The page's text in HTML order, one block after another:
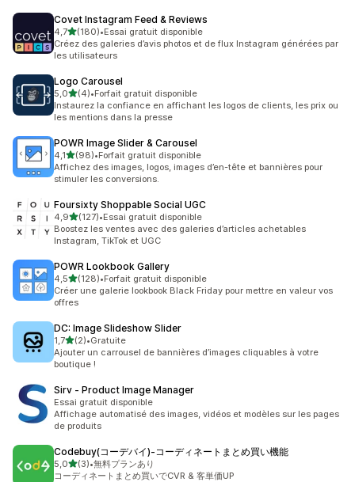
Covet Instagram Feed & Reviews
4,7étoile(s) sur 5
(180)
180 avis au total
•Essai gratuit disponible
Créez des galeries d’avis photos et de flux Instagram générées par
les utilisateurs
Logo Carousel
5,0étoile(s) sur 5
(4)
4 avis au total
•Forfait gratuit disponible
Instaurez la confiance en affichant les logos de clients, les prix ou
les mentions dans la presse
POWR Image Slider & Carousel
4,1étoile(s) sur 5
(98)
98 avis au total
•Forfait gratuit disponible
Affichez des images, logos, images d’en-tête et bannières pour
stimuler les conversions.
Foursixty Shoppable Social UGC
4,9étoile(s) sur 5
(127)
127 avis au total
•Essai gratuit disponible
Boostez les ventes avec des galeries d’articles achetables
Instagram, TikTok et UGC
POWR Lookbook Gallery
4,5étoile(s) sur 5
(128)
128 avis au total
•Forfait gratuit disponible
Créer une galerie lookbook Black Friday pour mettre en valeur vos
offres
DC: Image Slideshow Slider
1,7étoile(s) sur 5
(2)
2 avis au total
•Gratuite
Ajouter un carrousel de bannières d’images cliquables à votre
boutique !
Sirv ‑ Product Image Manager
Essai gratuit disponible
Affichage automatisé des images, vidéos et modèles sur les pages
de produits
Codebuy(コーデバイ)‑コーディネートまとめ買い機能
5,0étoile(s) sur 5
(3)
3 avis au total
•無料プランあり
コーディネートまとめ買いでCVR & 客単価UP